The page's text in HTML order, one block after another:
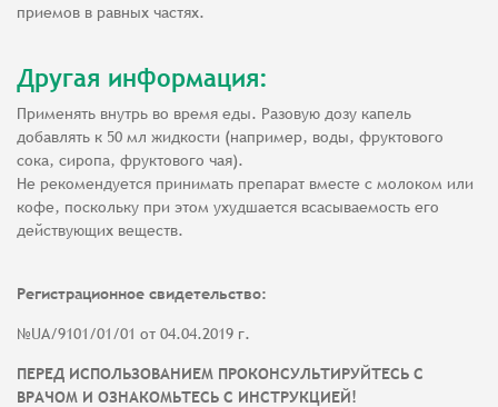
приемов в равных частях.
Другая информация:
Применять внутрь во время еды. Разовую дозу капель
добавлять к 50 мл жидкости (например, воды, фруктового
сока, сиропа, фруктового чая).
Не рекомендуется принимать препарат вместе с молоком или
кофе, поскольку при этом ухудшается всасываемость его
действующих веществ.
Регистрационное свидетельство:
№UA/9101/01/01 от 04.04.2019 г.
ПЕРЕД ИСПОЛЬЗОВАНИЕМ ПРОКОНСУЛЬТИРУЙТЕСЬ С
ВРАЧОМ И ОЗНАКОМЬТЕСЬ С ИНСТРУКЦИЕЙ!